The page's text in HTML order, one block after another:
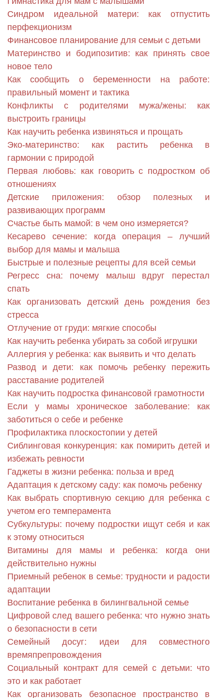
Синдром идеальной матери: как отпустить
перфекционизм
Финансовое планирование для семьи с детьми
Материнство и бодипозитив: как принять свое
новое тело
Как сообщить о беременности на работе:
правильный момент и тактика
Конфликты с родителями мужа/жены: как
выстроить границы
Как научить ребенка извиняться и прощать
Эко-материнство: как растить ребенка в
гармонии с природой
Первая любовь: как говорить с подростком об
отношениях
Детские приложения: обзор полезных и
развивающих программ
Счастье быть мамой: в чем оно измеряется?
Кесарево сечение: когда операция – лучший
выбор для мамы и малыша
Быстрые и полезные рецепты для всей семьи
Регресс сна: почему малыш вдруг перестал
спать
Как организовать детский день рождения без
стресса
Отлучение от груди: мягкие способы
Как научить ребенка убирать за собой игрушки
Аллергия у ребенка: как выявить и что делать
Развод и дети: как помочь ребенку пережить
расставание родителей
Как научить подростка финансовой грамотности
Если у мамы хроническое заболевание: как
заботиться о себе и ребенке
Профилактика плоскостопии у детей
Сиблинговая конкуренция: как помирить детей и
избежать ревности
Гаджеты в жизни ребенка: польза и вред
Адаптация к детскому саду: как помочь ребенку
Как выбрать спортивную секцию для ребенка с
учетом его темперамента
Субкультуры: почему подростки ищут себя и как
к этому относиться
Витамины для мамы и ребенка: когда они
действительно нужны
Приемный ребенок в семье: трудности и радости
адаптации
Воспитание ребенка в билингвальной семье
Цифровой след вашего ребенка: что нужно знать
о безопасности в сети
Семейный досуг: идеи для совместного
времяпрепровождения
Социальный контракт для семей с детьми: что
это и как работает
Как организовать безопасное пространство в